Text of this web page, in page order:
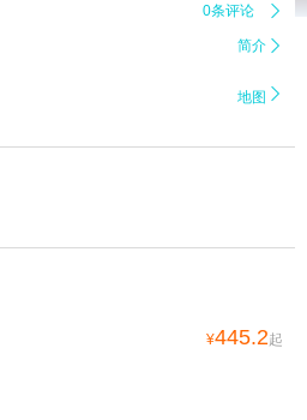
0条评论 
简介 
地图 
¥445.2起